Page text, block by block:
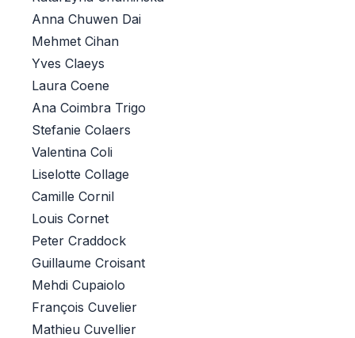
Anna Chuwen Dai
Mehmet Cihan
Yves Claeys
Laura Coene
Ana Coimbra Trigo
Stefanie Colaers
Valentina Coli
Liselotte Collage
Camille Cornil
Louis Cornet
Peter Craddock
Guillaume Croisant
Mehdi Cupaiolo
François Cuvelier
Mathieu Cuvellier